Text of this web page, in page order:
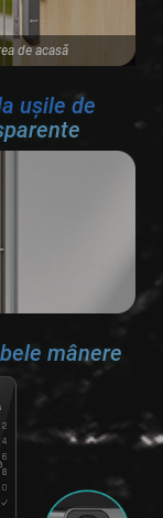
de acasă
ușile de
mânere